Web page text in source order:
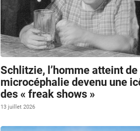
Schlitzie, l’homme atteint de
microcéphalie devenu une
des « freak shows »
13 juillet 2026